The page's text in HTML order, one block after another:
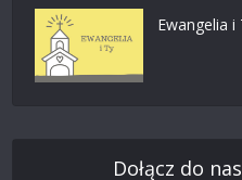
Ewangelia i
Dołącz do